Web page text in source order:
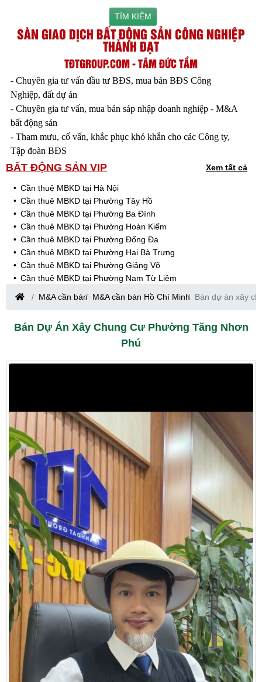
TÌM KIẾM
SÀN GIAO DỊCH BẤT ĐỘNG SẢN CÔNG NGHIỆP
THÀNH ĐẠT
TĐTGROUP.COM - TÂM ĐỨC TẦM
- Chuyên gia tư vấn đầu tư BĐS, mua bán BĐS Công
Nghiệp, đất dự án
- Chuyên gia tư vấn, mua bán sáp nhập doanh nghiệp - M&A
bất động sản
- Tham mưu, cố vấn, khắc phục khó khắn cho các Công ty,
Tập đoàn BĐS
BẤT ĐỘNG SẢN VIP Xem tất cả
Cần thuê MBKD tại Hà Nội
Cần thuê MBKD tại Phường Tây Hồ
Cần thuê MBKD tại Phường Ba Đình
Cần thuê MBKD tại Phường Hoàn Kiếm
Cần thuê MBKD tại Phường Đống Đa
Cần thuê MBKD tại Phường Hai Bà Trưng
Cần thuê MBKD tại Phường Giảng Võ
Cần thuê MBKD tại Phường Nam Từ Liêm
Cần thuê MBKD tại Phường Cầu Giấy
Cần thuê MBKD tại Phường Hà Đông
Cần thuê MBKD tại Phường Hoàng Mai
Cần thuê MBKD tại Phường Yên Sở
Cần thuê MBKD tại Phường Hoàng Liệt
Cần thuê MBKD tại Phường Định Công
Cần thuê MBKD tại Phường Tương Mai
Cần thuê MBKD tại Phường Vĩnh Hưng
Cần thuê MBKD tại Phường Lĩnh Nam
Cần thuê MBKD tại Phường Hồng Hà
Cần thuê MBKD tại Phường Láng
Cần thuê MBKD tại Phường Văn Miếu
Cần thuê MBKD tại Phường Kim Liên
Cần thuê MBKD tại Phường Bạch Mai
Cần thuê MBKD tại Phường Vĩnh Tuy
M&A cần bán M&A cần bán Hồ Chí Minh Bán dự án xây
Bán Dự Án Xây Chung Cư Phường Tăng Nhơn
Phú